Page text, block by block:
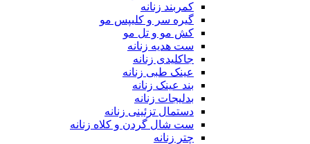
کمربند زنانه
گیره سر و کلیپس مو
کش مو و تل مو
ست هدیه زنانه
جاکلیدی زنانه
عینک طبی زنانه
بند عینک زنانه
بدلیجات زنانه
دستمال تزئینی زنانه
ست شال گردن و کلاه زنانه
چتر زنانه